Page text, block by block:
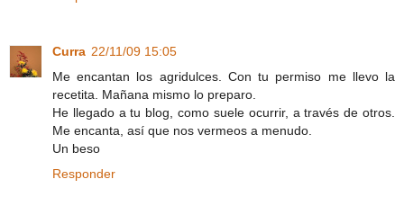
Curra 22/11/09 15:05
Me encantan los agridulces. Con tu permiso me llevo la
recetita. Mañana mismo lo preparo.
He llegado a tu blog, como suele ocurrir, a través de otros.
Me encanta, así que nos vermeos a menudo.
Un beso
Responder